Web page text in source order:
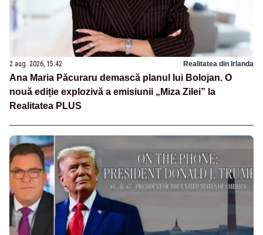
2 aug. 2026, 15:42 Realitatea din Irlanda
Ana Maria Păcuraru demască planul lui Bolojan. O
nouă ediție explozivă a emisiunii „Miza Zilei” la
Realitatea PLUS